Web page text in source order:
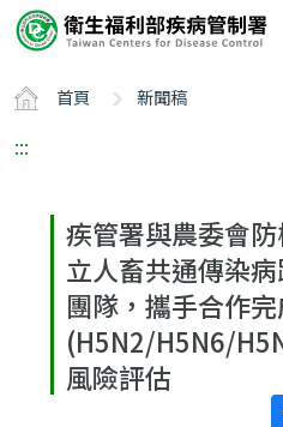
要
容
ALT+C
首頁 新聞稿
:::
疾管署與農委會
立人畜共通傳染
團隊，攜手合作
(H5N2/H5N6/
風險評估